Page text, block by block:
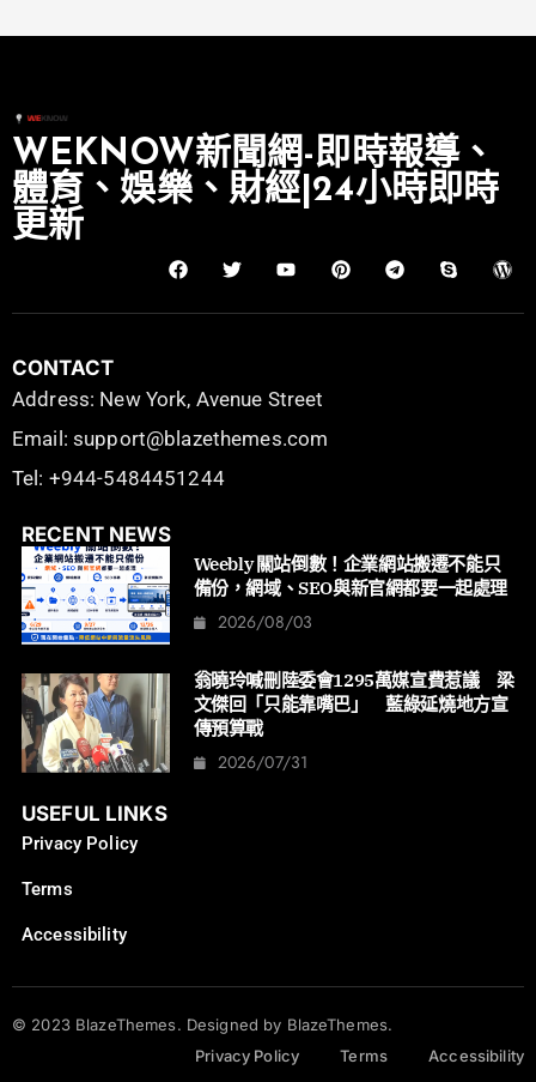
WEKNOW新聞網-即時報導、
體育、娛樂、財經|24小時即時
更新
CONTACT
Address: New York, Avenue Street
Email: support@blazethemes.com
Tel: +944-5484451244
RECENT NEWS
Weebly 關站倒數！企業網站搬遷不能只
備份，網域、SEO與新官網都要一起處理
2026/08/03
翁曉玲喊刪陸委會1295萬媒宣費惹議 梁
文傑回「只能靠嘴巴」 藍綠延燒地方宣
傳預算戰
2026/07/31
USEFUL LINKS
Privacy Policy
Terms
Accessibility
© 2023 BlazeThemes. Designed by BlazeThemes.
Privacy Policy
Terms Accessibility